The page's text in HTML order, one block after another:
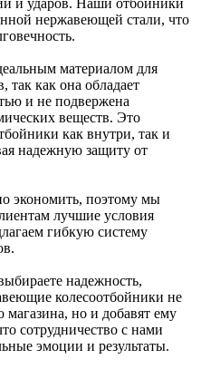
нержавеющей стали, что
материалом для
так как она обладает
и не подвержена
веществ. Это
как внутри, так и
надежную защиту от
экономить, поэтому мы
лучшие условия
гибкую систему
надежность,
колесоотбойники не
магазина, но и добавят ему
сотрудничество с нами
эмоции и результаты.